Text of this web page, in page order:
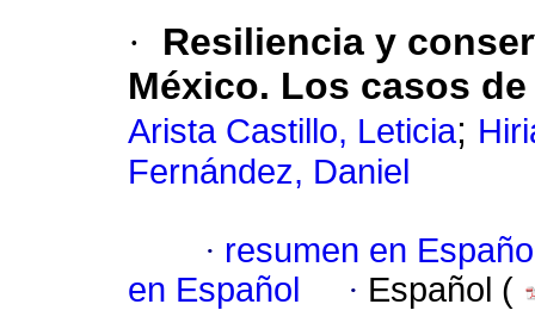
·
Resiliencia y
México. Los casos
Arista Castillo, Leticia;
Fernández, Daniel
· resumen en
en Español
· Español (